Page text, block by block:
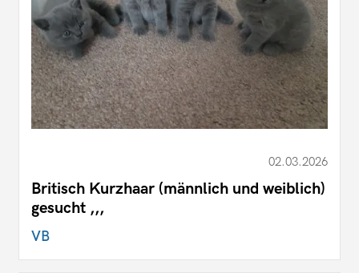
02.03.2026
Britisch Kurzhaar (männlich und weiblich)
gesucht ,,,
VB